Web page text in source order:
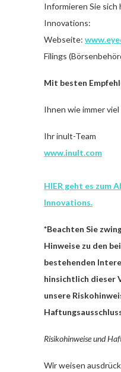
Informieren Sie
Innovations:
Webseite:
Filings
Mit besten
Ihnen wie immer viel
Ihr inult-Team
www.inult.com
HIER geht es zum
Innovations.
*Beachten Sie
Hinweise zu den
bestehenden
hinsichtlich dieser
unsere
Risikohinweise und
Wir weisen